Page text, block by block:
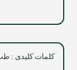
کلمات کلیدی :